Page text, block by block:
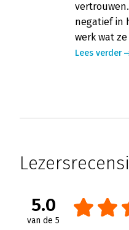
negatief in
werk wat
Lees verder
Hans van
over
en schrijft:
Lees verder
5.0
van de 5